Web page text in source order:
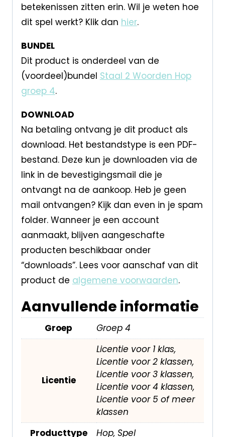
betekenissen zitten erin. Wil je weten hoe
dit spel werkt? Klik dan hier.
BUNDEL
Dit product is onderdeel van de
(voordeel)bundel Staal 2 Woorden Hop
groep 4.
DOWNLOAD
Na betaling ontvang je dit product als
download. Het bestandstype is een PDF-
bestand. Deze kun je downloaden via de
link in de bevestigingsmail die je
ontvangt na de aankoop. Heb je geen
mail ontvangen? Kijk dan even in je spam
folder. Wanneer je een account
aanmaakt, blijven aangeschafte
producten beschikbaar onder
“downloads”. Lees voor aanschaf van dit
product de algemene voorwaarden.
Aanvullende informatie
Groep Groep 4
Licentie
Licentie voor 1 klas,
Licentie voor 2 klassen,
Licentie voor 3 klassen,
Licentie voor 4 klassen,
Licentie voor 5 of meer
klassen
Producttype
Hop, Spel